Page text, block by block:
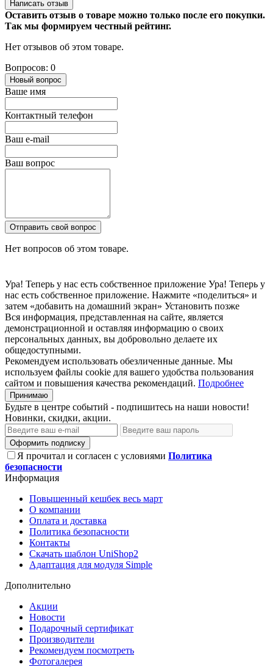
Написать отзыв
Оставить отзыв о товаре можно только после его покупки.
Так мы формируем честный рейтинг.
Нет отзывов об этом товаре.
Вопросов: 0
Новый вопрос
Ваше имя
Контактный телефон
Ваш e-mail
Ваш вопрос
Отправить свой вопрос
Нет вопросов об этом товаре.
Ура! Теперь у нас есть собственное приложение Ура! Теперь у
нас есть собственное приложение. Нажмите «поделиться» и
затем «добавить на домашний экран» Установить позже
Вся информация, представленная на сайте, является
демонстрационной и оставляя информацию о своих
персональных данных, вы добровольно делаете их
общедоступными.
Рекомендуем использовать обезличенные данные. Мы
используем файлы cookie для вашего удобства пользования
сайтом и повышения качества рекомендаций. Подробнее
Принимаю
Будьте в центре событий - подпишитесь на наши новости!
Новинки, скидки, акции.
Оформить подписку
Я прочитал и согласен с условиями Политика
безопасности
Информация
Повышенный кешбек весь март
О компании
Оплата и доставка
Политика безопасности
Контакты
Скачать шаблон UniShop2
Адаптация для модуля Simple
Дополнительно
Акции
Новости
Подарочный сертификат
Производители
Рекомендуем посмотреть
Фотогалерея